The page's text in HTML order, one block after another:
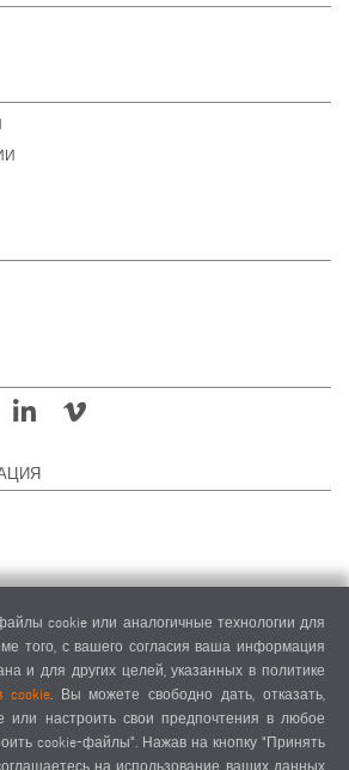
cookie или аналогичные технологии для
того, с вашего согласия ваша информация
и для других целей, указанных в политике
cookie. Вы можете свободно дать, отказать,
или настроить свои предпочтения в любое
cookie-файлы". Нажав на кнопку "Принять
на использование ваших данных